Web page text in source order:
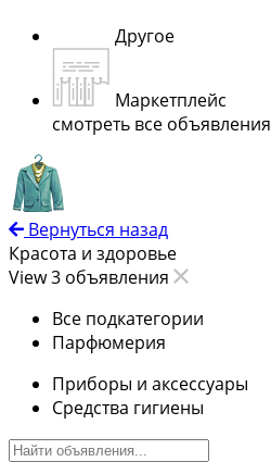
Другое
Маркетплейс
смотреть все объявления
Вернуться назад
Красота и здоровье
View 3 объявления
Все подкатегории
Парфюмерия
Приборы и аксессуары
Средства гигиены